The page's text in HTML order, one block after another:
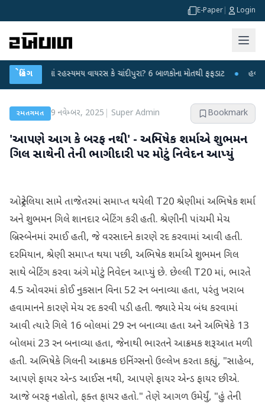
E-Paper Login
બ્રેકિંગરહસ્યમય વાયરસ કે ચાંદીપુરા? 6 બાળકોના મોતથી ફફડાટ ● હવામાન
રમતગમત 9 નવેમ્બર, 2025 Super Admin Bookmark
'આપણે આગ કે બરફ નથી' - અભિષેક શર્માએ શુભમન
ગિલ સાથેની તેની ભાગીદારી પર મોટું નિવેદન આપ્યું
ઓસ્ટ્રેલિયા સામે તાજેતરમાં સમાપ્ત થયેલી T20 શ્રેણીમાં અભિષેક શર્મા
અને શુભમન ગિલે શાનદાર બેટિંગ કરી હતી. શ્રેણીની પાંચમી મેચ
બ્રિસ્બેનમાં રમાઈ હતી, જે વરસાદને કારણે રદ કરવામાં આવી હતી.
દરમિયાન, શ્રેણી સમાપ્ત થયા પછી, અભિષેક શર્માએ શુભમન ગિલ
સાથે બેટિંગ કરવા અંગે મોટું નિવેદન આપ્યું છે. છેલ્લી T20 માં, ભારતે
4.5 ઓવરમાં કોઈ નુકસાન વિના 52 રન બનાવ્યા હતા, પરંતુ ખરાબ
હવામાનને કારણે મેચ રદ કરવી પડી હતી. જ્યારે મેચ બંધ કરવામાં
આવી ત્યારે ગિલે 16 બોલમાં 29 રન બનાવ્યા હતા અને અભિષેકે 13
બોલમાં 23 રન બનાવ્યા હતા, જેનાથી ભારતને આક્રમક શરૂઆત મળી
હતી. અભિષેકે ગિલની આક્રમક ઇનિંગ્સનો ઉલ્લેખ કરતા કહ્યું, "સાહેબ,
આપણે ફાયર એન્ડ આઈસ નથી, આપણે ફાયર એન્ડ ફાયર છીએ.
આજે બરફ નહોતો, ફક્ત ફાયર હતો." તેણે આગળ ઉમેર્યું, "હું તેની